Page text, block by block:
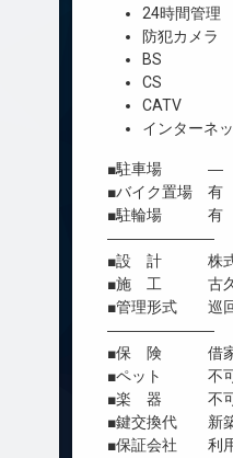
24時間管理
防犯カメラ
BS
CS
CATV
インターネ
■駐車場 ―
■バイク置場 有
■駐輪場 有
―――――――
■設 計 株式会
■施 工 古久根
■管理形式 巡
―――――――
■保 険 借家人
■ペット 不
■楽 器 不
■鍵交換代 新
■保証会社 利用